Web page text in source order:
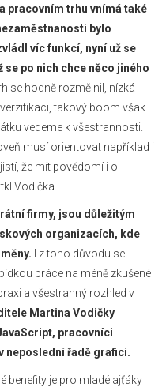
pracovním trhu vnímá také
bylo
víc funkcí, nyní už se
po nich chce něco jiného
se hodně rozmělnil, nízká
takový boom však
vedeme k všestrannosti.
musí orientovat například i
že mít povědomí i o
Vodička.
firmy, jsou důležitým
organizacích, kde
I z toho důvodu se
práce na méně zkušené
a všestranný rozhled v
Martina Vodičky
pracovníci
neposlední řadě grafici.
benefity je pro mladé ajťáky